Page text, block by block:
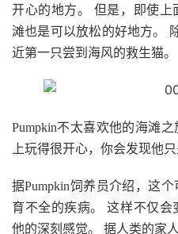
开心的地方。 但是，即使
滩也是可以放松的好地方。
近第一只尝到海风的救生猫。
Pumpkin不太喜欢他的海滩
上玩得很开心，你会发现他
据Pumpkin饲养员介绍，这
育不全的疾病。 这样不仅
他的深刻感觉。 据人类的家